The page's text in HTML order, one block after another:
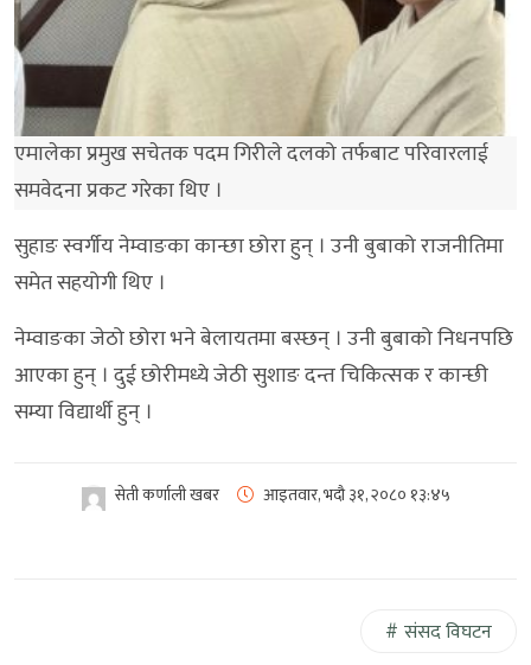
एमालेका प्रमुख सचेतक पदम गिरीले दलको तर्फबाट परिवारलाई
समवेदना प्रकट गरेका थिए ।
सुहाङ स्वर्गीय नेम्वाङका कान्छा छोरा हुन् । उनी बुबाको राजनीतिमा
समेत सहयोगी थिए ।
नेम्वाङका जेठो छोरा भने बेलायतमा बस्छन् । उनी बुबाको निधनपछि
आएका हुन् । दुई छोरीमध्ये जेठी सुशाङ दन्त चिकित्सक र कान्छी
सम्या विद्यार्थी हुन् ।
सेती कर्णाली खबर आइतवार, भदौ ३१, २०८० १३:४५
संसद विघटन